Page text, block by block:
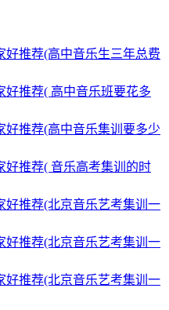
好推荐(高中音乐生三年总费
好推荐( 高中音乐班要花多
好推荐(高中音乐集训要多少
好推荐( 音乐高考集训的时
好推荐(北京音乐艺考集训一
好推荐(北京音乐艺考集训一
好推荐(北京音乐艺考集训一